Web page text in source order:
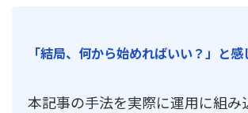
「結局、何から始めればいい？」と
本記事の手法を実際に運用に組み